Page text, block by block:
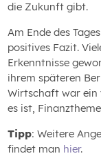
die Zukunft gibt.
Am Ende des
positives Fazit.
Erkenntnisse
ihrem späteren
Wirtschaft war ein
es ist,
Tipp: Weitere
findet man hier.